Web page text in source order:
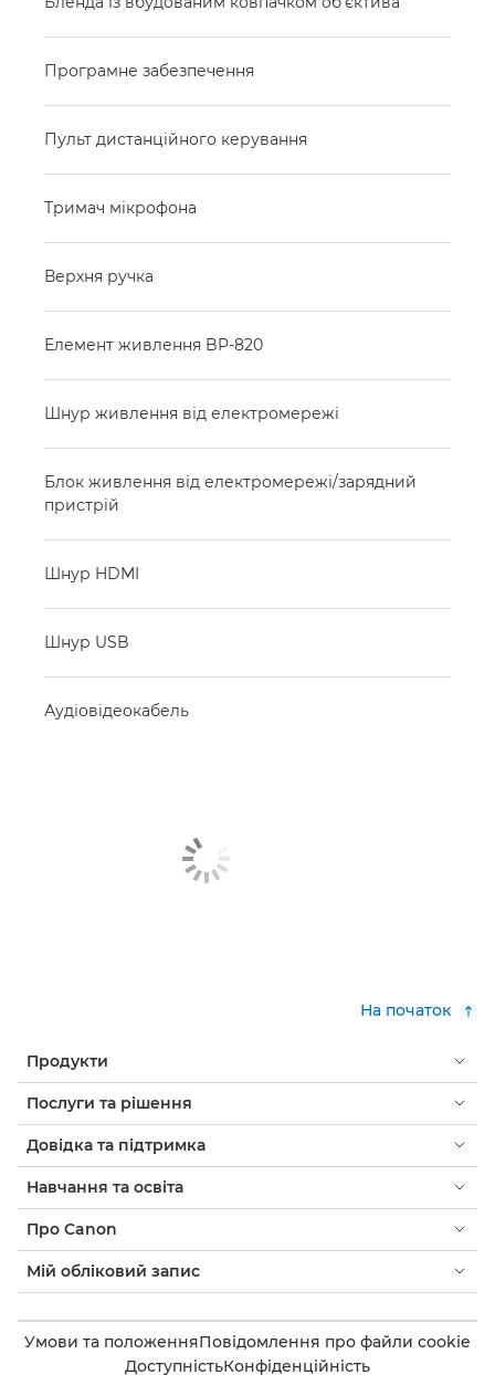
Програмне забезпечення
Пульт дистанційного керування
Тримач мікрофона
Верхня ручка
Елемент живлення BP-820
Шнур живлення від електромережі
Блок живлення від електромережі/зарядний
пристрій
Шнур HDMI
Шнур USB
Аудіовідеокабель
На початок
Продукти
Послуги та рішення
Довідка та підтримка
Навчання та освіта
Про Canon
Мій обліковий запис
Умови та положенняПовідомлення про файли cookie
ДоступністьКонфіденційність